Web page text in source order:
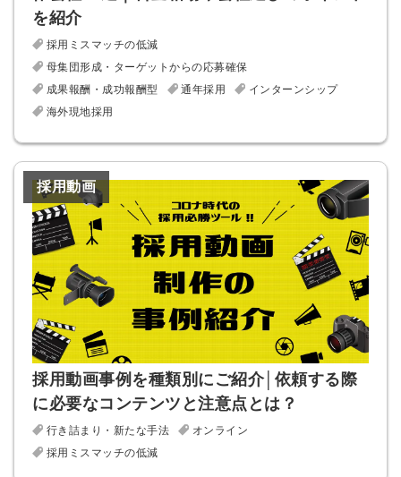
を紹介
採用ミスマッチの低減
母集団形成・ターゲットからの応募確保
成果報酬・成功報酬型
通年採用
インターンシップ
海外現地採用
採用動画
採用動画事例を種類別にご紹介│依頼する際
に必要なコンテンツと注意点とは？
行き詰まり・新たな手法
オンライン
採用ミスマッチの低減
する
でログイン
※ログインIDとなります
みんなの採用部があなたの許可なく投稿すること
はありません